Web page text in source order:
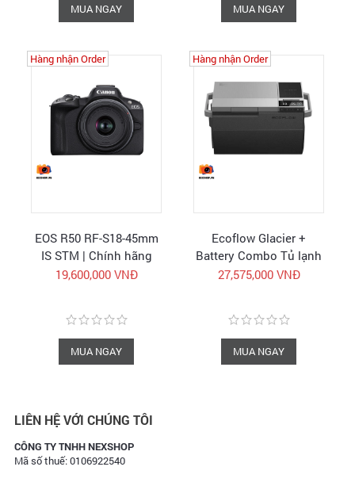
MUA NGAY MUA NGAY
EOS R50 RF-S18-45mm
IS STM | Chính hãng
Canon Vietnam
19,600,000 VNĐ
Hàng nhận Order
MUA NGAY
Ecoflow Glacier +
Battery Combo Tủ lạnh
di động Camping kèm
27,575,000 VNĐ
Hàng nhận Order
MUA NGAY
LIÊN HỆ VỚI CHÚNG TÔI
CÔNG TY TNHH NEXSHOP
Mã số thuế: 0106922540